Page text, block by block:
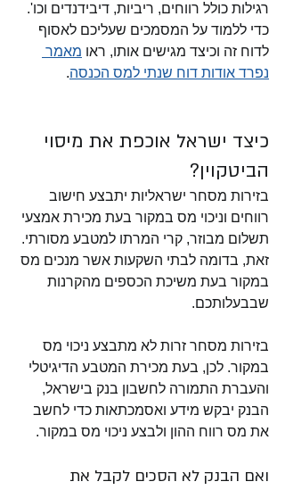
רגילות כולל רווחים, ריביות, דיבידנדים וכו'.
כדי ללמוד על המסמכים שעליכם לאסוף
לדוח זה וכיצד מגישים אותו, ראו מאמר
נפרד אודות דוח שנתי למס הכנסה.
כיצד ישראל אוכפת את מיסוי
הביטקוין?
בזירות מסחר ישראליות יתבצע חישוב
רווחים וניכוי מס במקור בעת מכירת אמצעי
תשלום מבוזר, קרי המרתו למטבע מסורתי.
זאת, בדומה לבתי השקעות אשר מנכים מס
במקור בעת משיכת הכספים מהקרנות
שבבעלותכם.
בזירות מסחר זרות לא מתבצע ניכוי מס
במקור. לכן, בעת מכירת המטבע הדיגיטלי
והעברת התמורה לחשבון בנק בישראל,
הבנק יבקש מידע ואסמכתאות כדי לחשב
את מס רווח ההון ולבצע ניכוי מס במקור.
ואם הבנק לא הסכים לקבל את